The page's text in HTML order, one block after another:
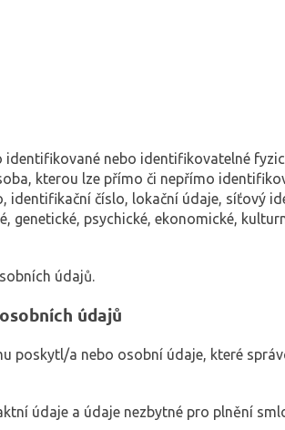
identifikované nebo identifikovatelné
kterou lze přímo či nepřímo
identifikační číslo, lokační údaje, síťový
genetické, psychické, ekonomické,
údajů.
údajů
poskytl/a nebo osobní údaje, které
údaje a údaje nezbytné pro plnění